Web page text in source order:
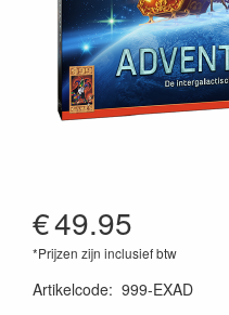
€49.95
*Prijzen zijn inclusief btw
Artikelcode: 999-EXAD